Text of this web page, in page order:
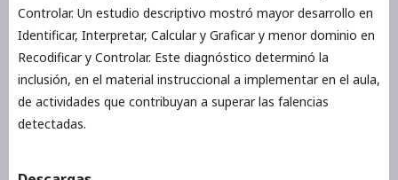
Controlar. Un estudio descriptivo mostró mayor desarrollo en
Identificar, Interpretar, Calcular y Graficar y menor dominio en
Recodificar y Controlar. Este diagnóstico determinó la
inclusión, en el material instruccional a implementar en el aula,
de actividades que contribuyan a superar las falencias
detectadas.